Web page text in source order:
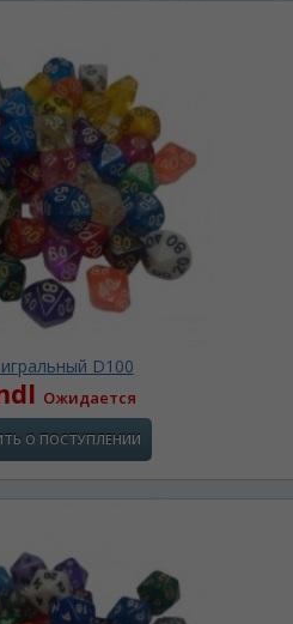
D100
Ожидается
О ПОСТУПЛЕНИИ